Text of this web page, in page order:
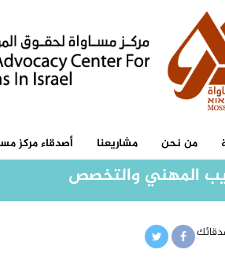
من نحن مشاريعنا أصدقاء مركز
المهني والتخصص